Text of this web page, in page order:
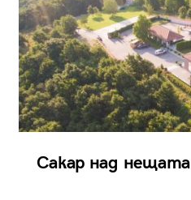
Сакар над нещата